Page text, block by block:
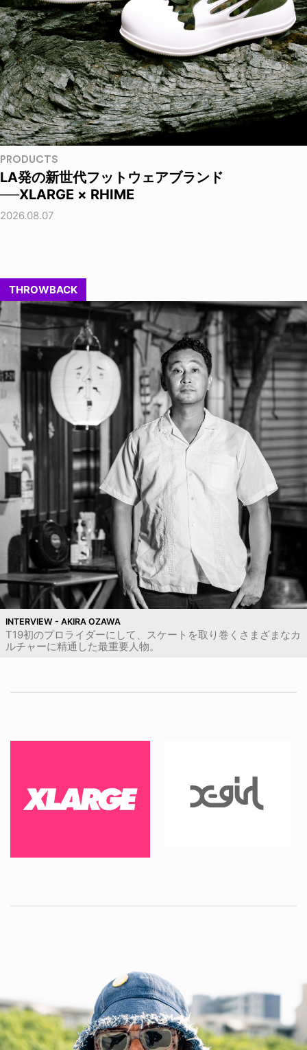
PRODUCTS
LA発の新世代フットウェアブランド
──XLARGE × RHIME
2026.08.07
THROWBACK
INTERVIEW - AKIRA OZAWA
T19初のプロライダーにして、スケートを取り巻くさまざまなカ
ルチャーに精通した最重要人物。